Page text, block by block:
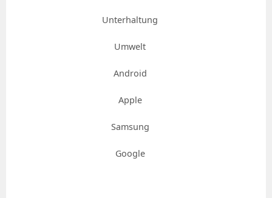
Unterhaltung
Umwelt
Android
Apple
Samsung
Google